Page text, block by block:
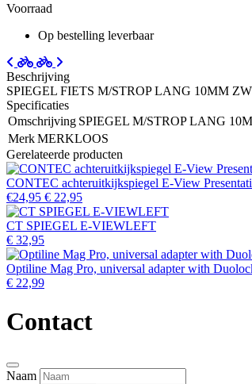
Voorraad
Op bestelling leverbaar
Beschrijving
SPIEGEL FIETS M/STROP LANG 10MM
Specificaties
Omschrijving SPIEGEL M/STROP LANG
MerkMERKLOOS
Gerelateerde producten
CONTEC achteruitkijkspiegel E-View
€24,95 € 22,95
CT SPIEGEL E-VIEWLEFT
€ 32,95
Optiline Mag Pro, universal adapter with
€ 22,99
Contact
Naam